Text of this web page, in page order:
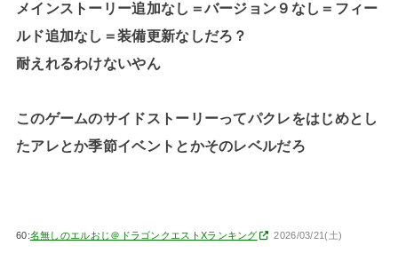
メインストーリー追加なし＝バージョン９なし＝フィー
ルド追加なし＝装備更新なしだろ？
耐えれるわけないやん
このゲームのサイドストーリーってパクレをはじめとし
たアレとか季節イベントとかそのレベルだろ
60:名無しのエルおじ＠ドラゴンクエストXランキング 2026/03/21(土)